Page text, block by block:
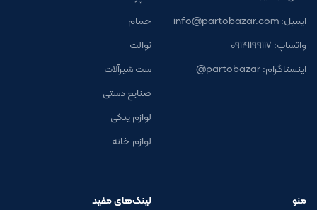
ایمیل: info@partobazar.com
واتساپ: ۰۹۱۴۱۱۹۹۱۱۷
اینستاگرام: partobazar@
حمام
توالت
ست شیرآلات
صنایع دستی
لوازم یدکی
لوازم خانه
منو
لینک‌های مفید